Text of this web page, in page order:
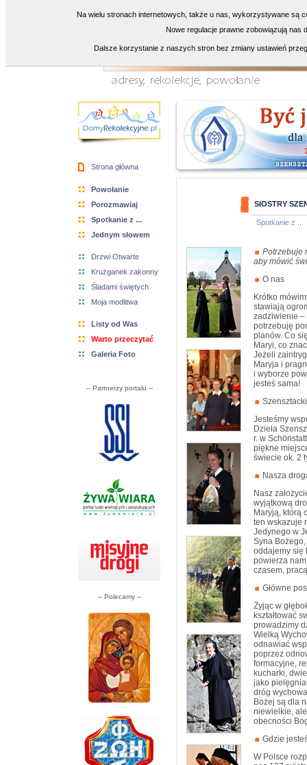
Strona główna
Powołanie
Porozmawiaj
Spotkanie z ...
Jednym słowem
Drzwi Otwarte
Krużganek zakonny
Śladami świętych
Moja modlitwa
Listy od Was
Warto przeczytać
Galeria Foto
-- Partnerzy portalu --
-- Polecamy --
SIOSTRY
Spotkanie z ...
Potrzebuje
aby mówić
O nas
Krótko
stawiają
zadziwienie –
potrzebuję
planów. Co
Maryi, co
Jeżeli
Maryja i
i wyborze
jesteś sama!
Jesteśmy
Dzieła
r. w
piękne
świecie ok. 2
Nasza
Nasz
wyjątkową
Maryją, którą
ten wskazuje
Jedynego w
Syna
oddajemy się
powierza
czasem,
Główne
Żyjąc w
kształtować
prowadzimy
Wielką
odnawiać
poprzez
formacyjne,
kucharki,
jako
dróg
Bożej są dla
niewielkie,
obecności
Gdzie
W Polsce
Na wielu stronach internetowych, także u nas, wykorzystywane są
Nowe regulacje prawne zobowiązują nas
Dalsze korzystanie z naszych stron bez zmiany ustawień